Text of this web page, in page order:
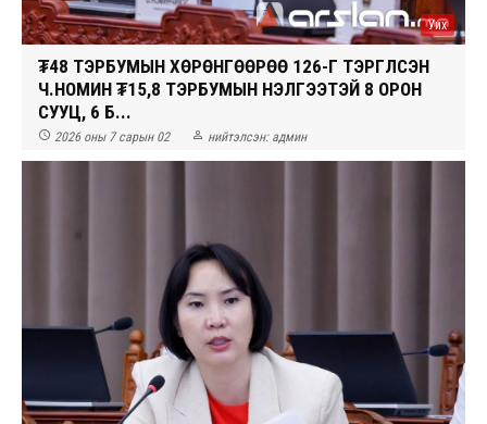
Уих
₮48 ТЭРБУМЫН ХӨРӨНГӨӨРӨӨ 126-Г ТЭРГҮҮЛСЭН
Ч.НОМИН ₮15,8 ТЭРБУМЫН ҮНЭЛГЭЭТЭЙ 8 ОРОН
СУУЦ, 6 Б...
 2026 оны 7 сарын 02  нийтэлсэн: админ